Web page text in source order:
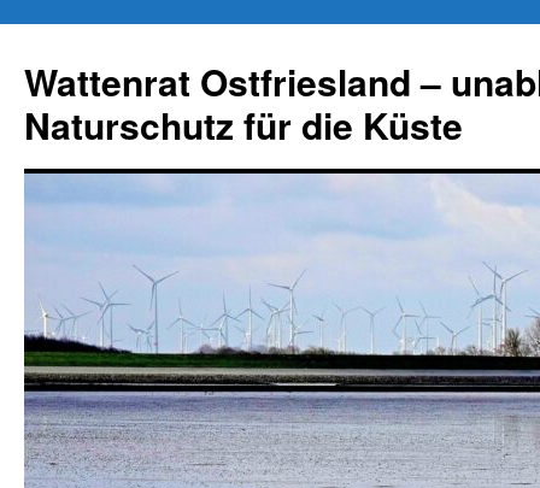
springen
Wattenrat Ostfriesland –
Naturschutz für die Küste